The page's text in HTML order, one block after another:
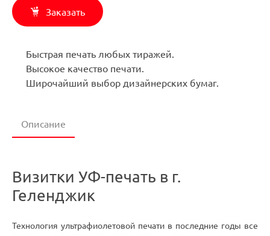
Заказать
Быстрая печать любых тиражей.
Высокое качество печати.
Широчайший выбор дизайнерских бумаг.
Описание
Визитки УФ-печать в г.
Геленджик
Технология ультрафиолетовой печати в последние годы все